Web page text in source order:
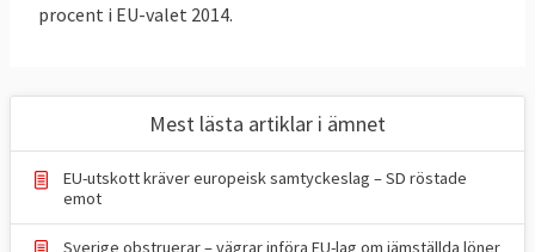
procent i EU-valet 2014.
Mest lästa artiklar i ämnet
EU-utskott kräver europeisk samtyckeslag – SD röstade
emot